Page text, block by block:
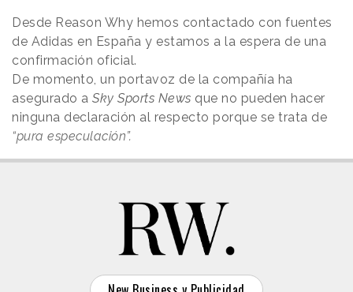
Desde Reason Why hemos contactado con fuentes
de Adidas en España y estamos a la espera de una
confirmación oficial.
De momento, un portavoz de la compañía ha
asegurado a Sky Sports News que no pueden hacer
ninguna declaración al respecto porque se trata de
“pura especulación”.